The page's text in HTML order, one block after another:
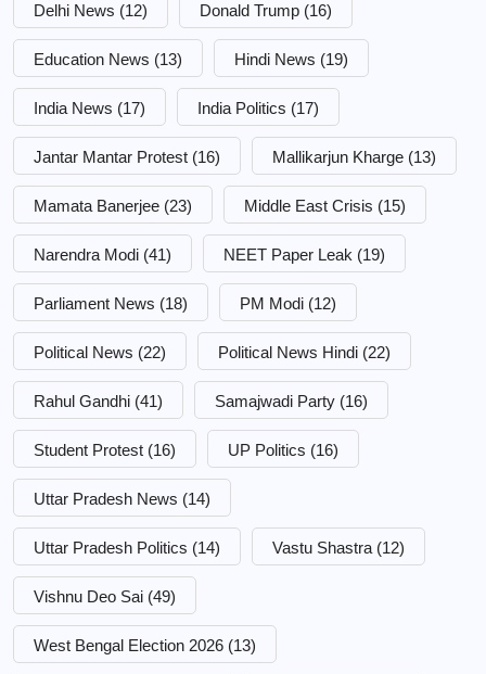
Delhi News (12) Donald Trump (16)
Education News (13) Hindi News (19)
India News (17) India Politics (17)
Jantar Mantar Protest (16) Mallikarjun Kharge (13)
Mamata Banerjee (23) Middle East Crisis (15)
Narendra Modi (41) NEET Paper Leak (19)
Parliament News (18) PM Modi (12)
Political News (22) Political News Hindi (22)
Rahul Gandhi (41) Samajwadi Party (16)
Student Protest (16) UP Politics (16)
Uttar Pradesh News (14)
Uttar Pradesh Politics (14) Vastu Shastra (12)
Vishnu Deo Sai (49)
West Bengal Election 2026 (13)